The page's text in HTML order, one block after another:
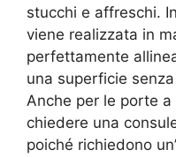
stucchi e affreschi.
viene realizzata in
perfettamente
una superficie
Anche per le porte
chiedere una
poiché richiedono